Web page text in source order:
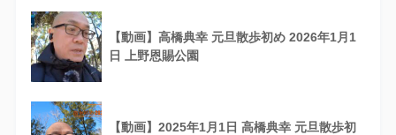
【動画】高橋典幸 元旦散歩初め 2026年1月1
日 上野恩賜公園
【動画】2025年1月1日 高橋典幸 元旦散歩初